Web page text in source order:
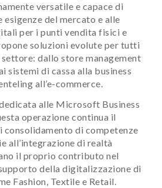
versatile e capace di
esigenze del mercato e alle
per i punti vendita fisici e
soluzioni evolute per tutti
dallo store management
sistemi di cassa alla business
all’e-commerce.
alle Microsoft Business
operazione continua il
di competenze
all’integrazione di realtà
il proprio contributo nel
della digitalizzazione di
Fashion, Textile e Retail.